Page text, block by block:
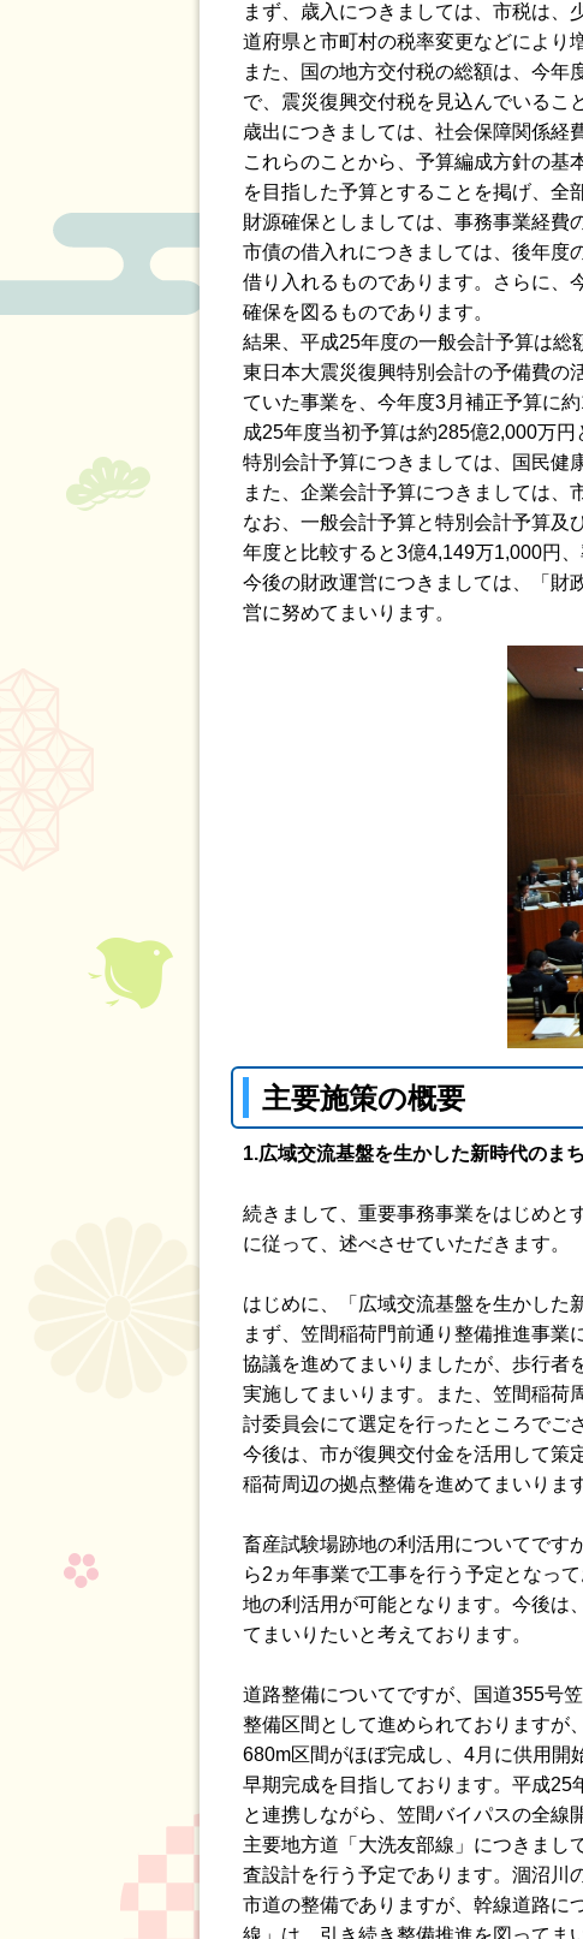
まず、歳入につきましては、市税は
道府県と市町村の税率変更などにより
また、国の地方交付税の総額は、今
で、震災復興交付税を見込んでいるこ
歳出につきましては、社会保障関係経
これらのことから、予算編成方針の基
を目指した予算とすることを掲げ、全
財源確保としましては、事務事業経費
市債の借入れにつきましては、後年度
借り入れるものであります。さらに、
確保を図るものであります。
結果、平成25年度の一般会計予算は総
東日本大震災復興特別会計の予備費の
ていた事業を、今年度3月補正予算に
成25年度当初予算は約285億2,000万
特別会計予算につきましては、国民健
また、企業会計予算につきましては、
なお、一般会計予算と特別会計予算及
年度と比較すると3億4,149万1,000円
今後の財政運営につきましては、「財
営に努めてまいります。
主要施策の概要
1.広域交流基盤を生かした新時代のま
続きまして、重要事務事業をはじめと
に従って、述べさせていただきます。
はじめに、「広域交流基盤を生かした
まず、笠間稲荷門前通り整備推進事
協議を進めてまいりましたが、歩行者
実施してまいります。また、笠間稲荷
討委員会にて選定を行ったところでご
今後は、市が復興交付金を活用して策
稲荷周辺の拠点整備を進めてまいります
畜産試験場跡地の利活用についてです
ら2ヵ年事業で工事を行う予定となっ
地の利活用が可能となります。今後は
てまいりたいと考えております。
道路整備についてですが、国道355号
整備区間として進められておりますが
680m区間がほぼ完成し、4月に供用開
早期完成を目指しております。平成25
と連携しながら、笠間バイパスの全線
主要地方道「大洗友部線」につきまし
査設計を行う予定であります。涸沼川
市道の整備でありますが、幹線道路に
線」は、引き続き整備推進を図ってま